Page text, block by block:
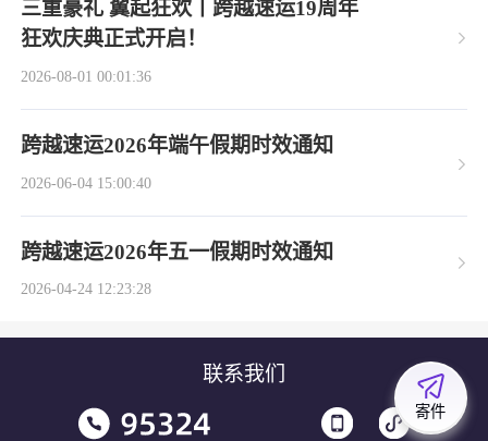
三重豪礼 翼起狂欢丨跨越速运19周年
狂欢庆典正式开启！
2026-08-01 00:01:36
跨越速运2026年端午假期时效通知
2026-06-04 15:00:40
跨越速运2026年五一假期时效通知
2026-04-24 12:23:28
寄件
联系我们